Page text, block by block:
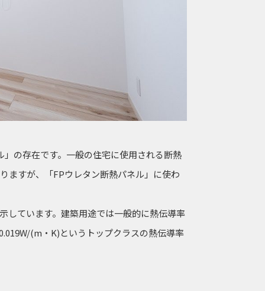
の存在です。一般の住宅に使用される断熱
ますが、「FPウレタン断熱パネル」に使わ
しています。建築用途では一般的に熱伝導率
(m・K)というトップクラスの熱伝導率